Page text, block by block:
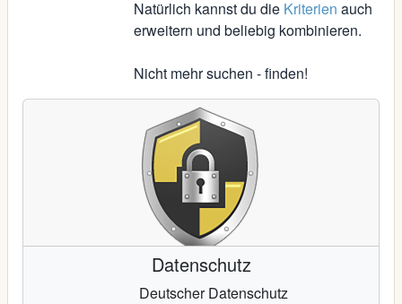
Natürlich kannst du die Kriterien auch
erweitern und beliebig kombinieren.
Nicht mehr suchen - finden!
Datenschutz
Deutscher Datenschutz